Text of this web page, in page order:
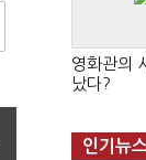
영화관의
났다?
인기뉴